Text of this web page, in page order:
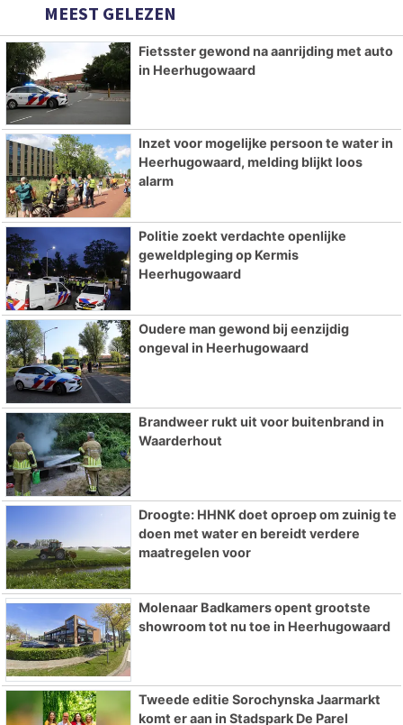
MEEST GELEZEN
Fietsster gewond na aanrijding met auto
in Heerhugowaard
Inzet voor mogelijke persoon te water in
Heerhugowaard, melding blijkt loos
alarm
Politie zoekt verdachte openlijke
geweldpleging op Kermis
Heerhugowaard
Oudere man gewond bij eenzijdig
ongeval in Heerhugowaard
Brandweer rukt uit voor buitenbrand in
Waarderhout
Droogte: HHNK doet oproep om zuinig te
doen met water en bereidt verdere
maatregelen voor
Molenaar Badkamers opent grootste
showroom tot nu toe in Heerhugowaard
Tweede editie Sorochynska Jaarmarkt
komt er aan in Stadspark De Parel